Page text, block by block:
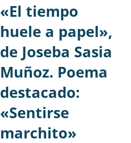
«El tiempo
huele a papel»,
de Joseba Sasia
Muñoz. Poema
destacado:
«Sentirse
marchito»